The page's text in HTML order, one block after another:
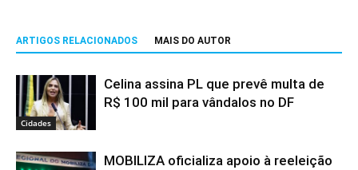
ARTIGOS RELACIONADOS MAIS DO AUTOR
Cidades
Celina assina PL que prevê multa de
R$ 100 mil para vândalos no DF
MOBILIZA oficializa apoio à reeleição